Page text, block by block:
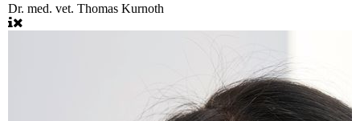
Dr. med. vet. Thomas Kurnoth